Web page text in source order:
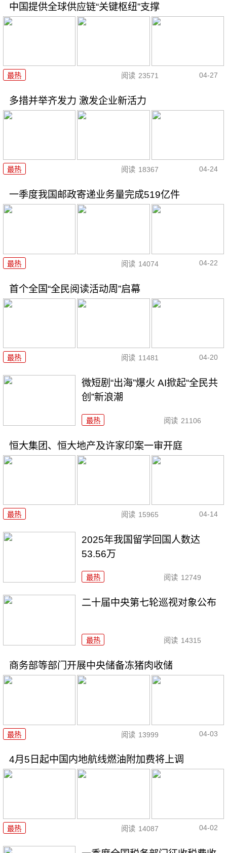
中国提供全球供应链“关键枢纽”支撑
最热 阅读 23571 04-27
多措并举齐发力 激发企业新活力
最热 阅读 18367 04-24
一季度我国邮政寄递业务量完成519亿件
最热 阅读 14074 04-22
首个全国“全民阅读活动周”启幕
最热 阅读 11481 04-20
微短剧“出海”爆火 AI掀起“全民共
创”新浪潮
最热 阅读 21106
恒大集团、恒大地产及许家印案一审开庭
最热 阅读 15965 04-14
2025年我国留学回国人数达
53.56万
最热 阅读 12749
二十届中央第七轮巡视对象公布
最热 阅读 14315
商务部等部门开展中央储备冻猪肉收储
最热 阅读 13999 04-03
4月5日起中国内地航线燃油附加费将上调
最热 阅读 14087 04-02